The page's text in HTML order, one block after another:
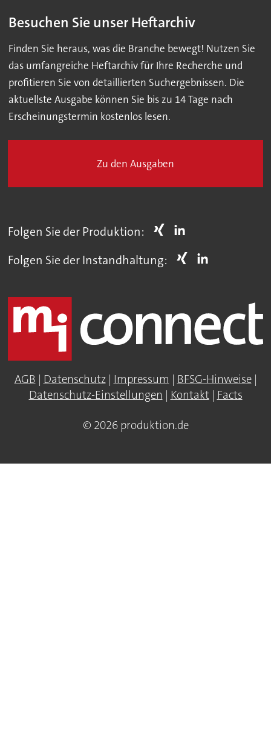
Besuchen Sie unser Heftarchiv
Finden Sie heraus, was die Branche bewegt! Nutzen Sie
das umfangreiche Heftarchiv für Ihre Recherche und
profitieren Sie von detaillierten Suchergebnissen. Die
aktuellste Ausgabe können Sie bis zu 14 Tage nach
Erscheinungstermin kostenlos lesen.
Zu den Ausgaben
Folgen Sie der Produktion:
Folgen Sie der Instandhaltung:
AGB | Datenschutz| Impressum | BFSG-Hinweise|
Datenschutz-Einstellungen | Kontakt| Facts
© 2026 produktion.de